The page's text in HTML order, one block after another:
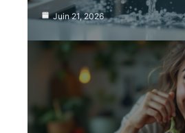
Juin 21, 2026